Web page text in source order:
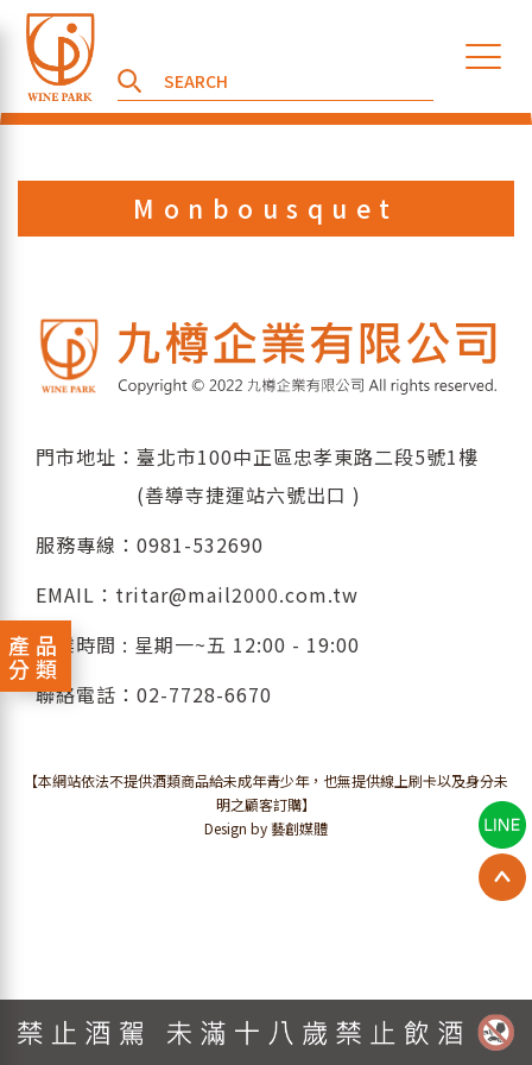
產品
分類
Monbousquet
門市地址：臺北市100中正區忠孝東路二段5號1樓
(善導寺捷運站六號出口 )
服務專線： 0981-532690
EMAIL： tritar@mail2000.com.tw
營業時間 : 星期一~五 12:00 - 19:00
聯絡電話： 02-7728-6670
【本網站依法不提供酒類商品給未成年青少年，也無提供線上刷卡以及身分未
明之顧客訂購】
Design by 藝創媒體